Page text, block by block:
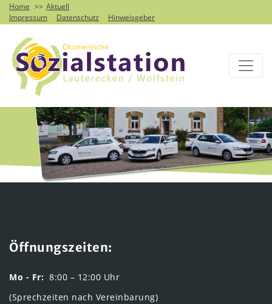
Home
Aktuell
Impressum
Datenschutz Hinweisgeber
Öffnungszeiten:
Mo - Fr: 8:00 – 12:00 Uhr
(Sprechzeiten nach Vereinbarung)